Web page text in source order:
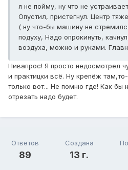
я не пойму, ну что не
Опустил, пристегнул. Центр
( ну что-бы машину не
подуху, Надо опрокинуть,
воздуха, можно и руками.
Нивапрос! Я просто недосмотрел
и практицки всё. Ну крепёж
только вот... Не помню где! Как
отрезать надо будет.
Ответов
89
Создана
13 г.